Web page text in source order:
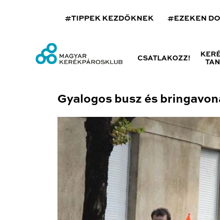
#TIPPEK KEZDŐKNEK #EZEKEN
CSATLAKOZZ!
Gyalogos busz és